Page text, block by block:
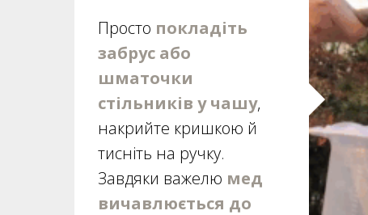
Просто покладіть
забрус або
шматочки
стільників у чашу,
накрийте кришкою й
тисніть на ручку.
Завдяки важелю мед
вичавлюється до